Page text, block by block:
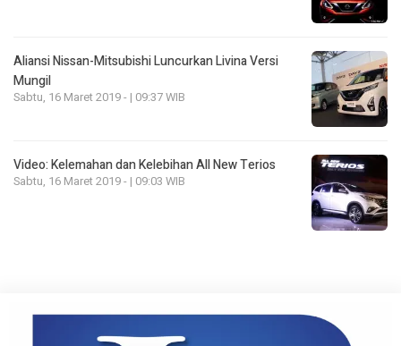
Aliansi Nissan-Mitsubishi Luncurkan Livina Versi
Mungil
Sabtu, 16 Maret 2019 - | 09:37 WIB
Video: Kelemahan dan Kelebihan All New Terios
Sabtu, 16 Maret 2019 - | 09:03 WIB